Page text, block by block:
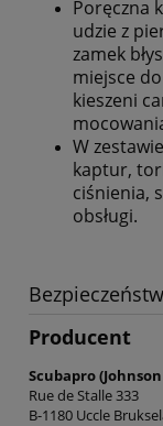
Poręczna
udzie z
zamek
miejsce
kieszeni
W
kaptur,
ciśnienia,
obsługi.
Producent
Scubapro
Rue de Stalle 333
B-1180 Uccle